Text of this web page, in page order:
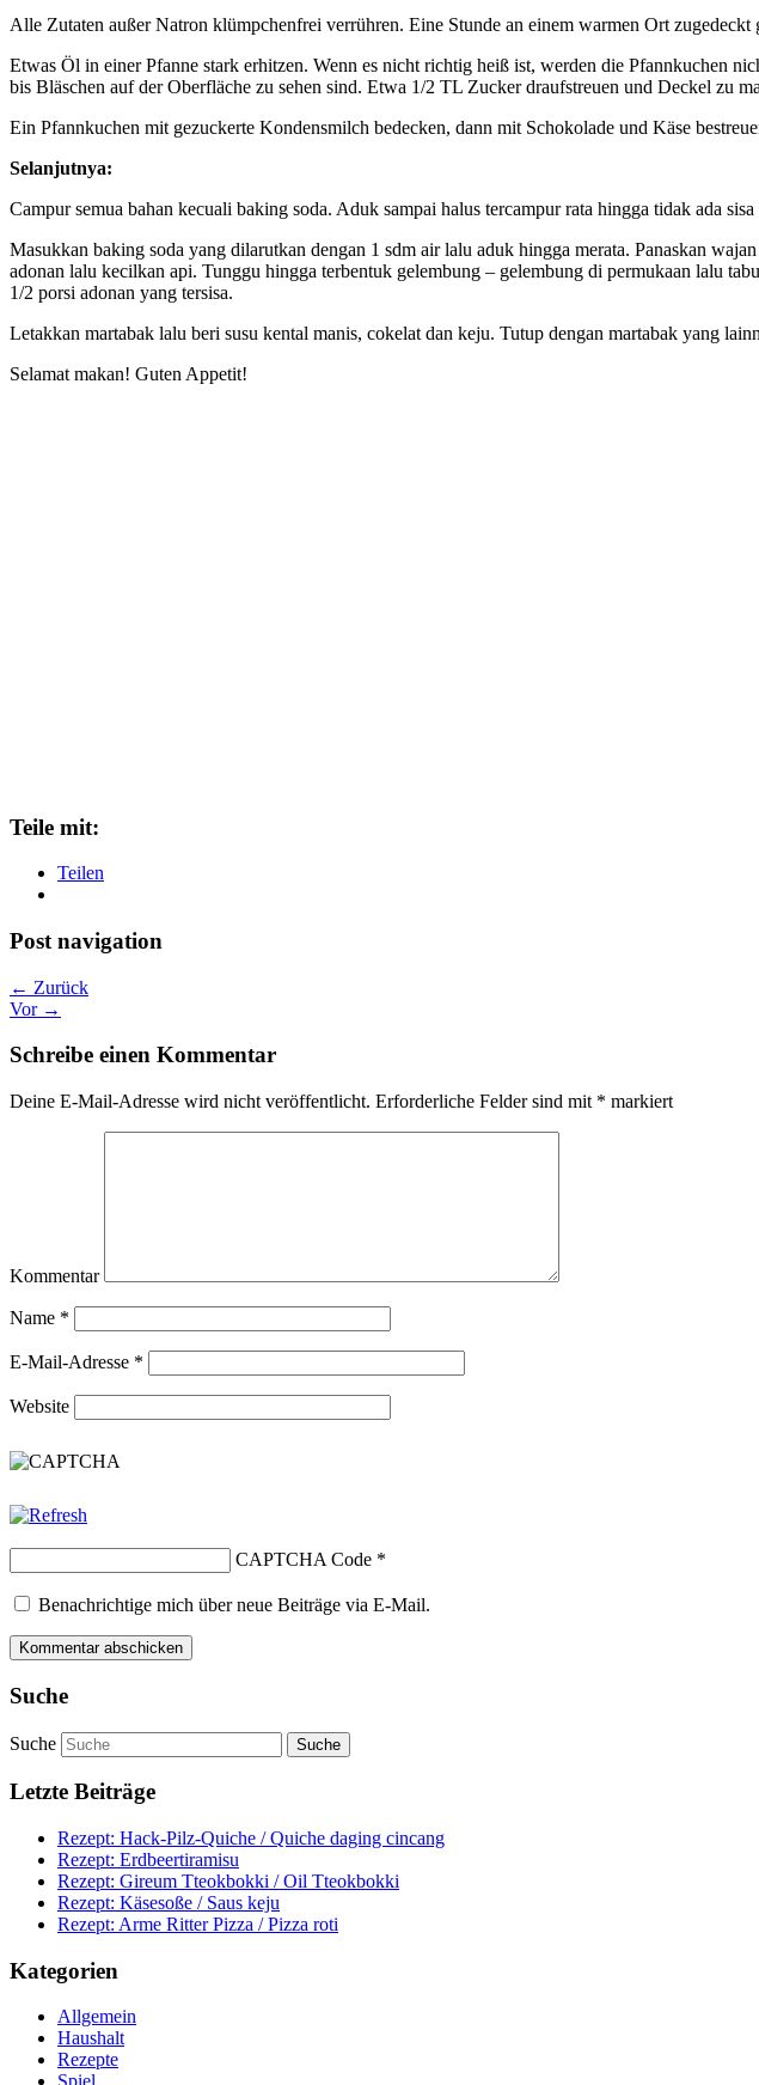
Alle Zutaten außer Natron klümpchenfrei verrühren. Eine Stunde an einem warmen Ort
Etwas Öl in einer Pfanne stark erhitzen. Wenn es nicht richtig heiß ist, werden die Pfannkuchen
bis Bläschen auf der Oberfläche zu sehen sind. Etwa 1/2 TL Zucker draufstreuen und Deckel zu
Ein Pfannkuchen mit gezuckerte Kondensmilch bedecken, dann mit Schokolade und Käse
Selanjutnya:
Campur semua bahan kecuali baking soda. Aduk sampai halus tercampur rata hingga tidak ada
Masukkan baking soda yang dilarutkan dengan 1 sdm air lalu aduk hingga merata. Panaskan
adonan lalu kecilkan api. Tunggu hingga terbentuk gelembung – gelembung di permukaan lalu
1/2 porsi adonan yang tersisa.
Letakkan martabak lalu beri susu kental manis, cokelat dan keju. Tutup dengan martabak yang
Selamat makan! Guten Appetit!
Teile mit:
Teilen
Post navigation
← Zurück
Vor →
Schreibe einen Kommentar
Deine E-Mail-Adresse wird nicht veröffentlicht. Erforderliche Felder sind mit * markiert
Kommentar
Name *
E-Mail-Adresse *
Website
CAPTCHA Code *
Benachrichtige mich über neue Beiträge via E-Mail.
Suche
Suche
Letzte Beiträge
Rezept: Hack-Pilz-Quiche / Quiche daging cincang
Rezept: Erdbeertiramisu
Rezept: Gireum Tteokbokki / Oil Tteokbokki
Rezept: Käsesoße / Saus keju
Rezept: Arme Ritter Pizza / Pizza roti
Kategorien
Allgemein
Haushalt
Rezepte